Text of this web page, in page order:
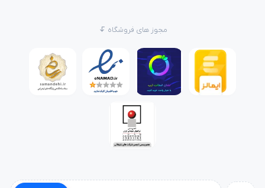
مجوز های فروشگاه